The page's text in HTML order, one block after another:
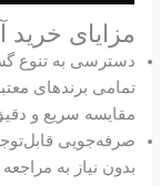
مزایای خرید
دسترسی به تنوع
تمامی برندهای
مقایسه سریع و
صرفه‌جویی
بدون نیاز به